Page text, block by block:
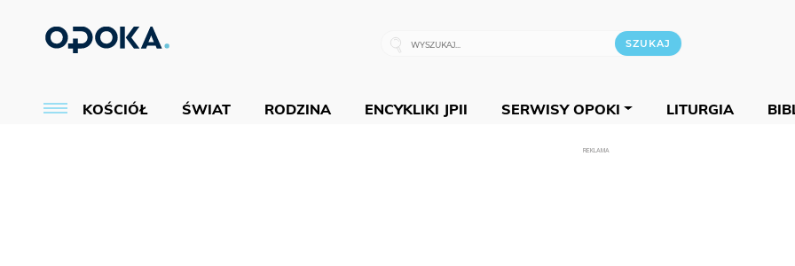
KOŚCIÓŁ ŚWIAT RODZINA ENCYKLIKI JPII SERWISY OPOKI LITURGIA
REKLAMA